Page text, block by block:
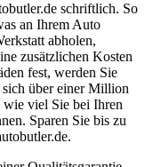
schriftlich. So
an Ihrem Auto
abholen,
zusätzlichen Kosten
fest, werden Sie
über einer Million
wie viel Sie bei Ihren
Sparen Sie bis zu